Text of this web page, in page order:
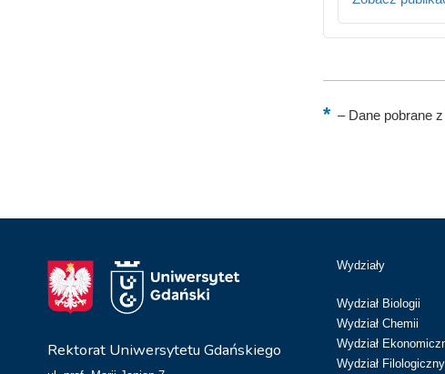
–Dane pobrane
Rektorat Uniwersytetu Gdańskiego
Wydziały
Wydział Biologii
Wydział Chemii
Wydział
Wydział Filologiczny